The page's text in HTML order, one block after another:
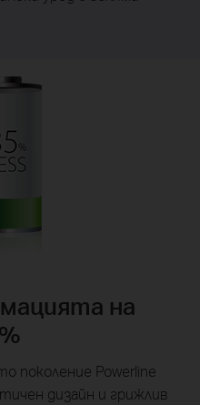
на
поколение Powerline
дизайн и грижлив